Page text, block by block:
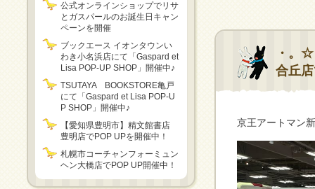
公式オンラインショップでリサ
とガスパールのお誕生日キャン
ペーンを開催
ブックエース イオンタウンい
わき小名浜店にて「Gaspard et
Lisa POP-UP SHOP」開催中♪
TSUTAYA BOOKSTORE亀戸
にて「Gaspard et Lisa POP-U
P SHOP」開催中♪
【愛知県豊明市】精文館書店
豊明店でPOP UPを開催中！
札幌市コーチャンフォーミュン
ヘン大橋店でPOP UP開催中！
・。
合丘
京王アートマン